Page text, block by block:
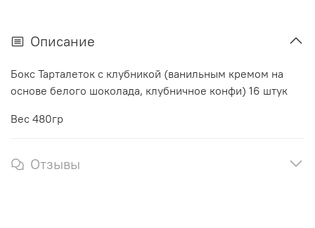
Описание
Бокс Тарталеток с клубникой (ванильным кремом на
основе белого шоколада, клубничное конфи) 16 штук
Вес 480гр
Отзывы